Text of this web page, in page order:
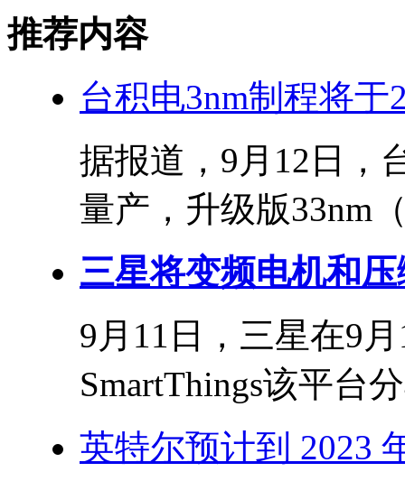
推荐内容
台积电3nm制程将于
据报道，9月12日，
量产，升级版33nm
三星将变频电机和
9月11日，三星在9
SmartThings该平台
英特尔预计到 2023